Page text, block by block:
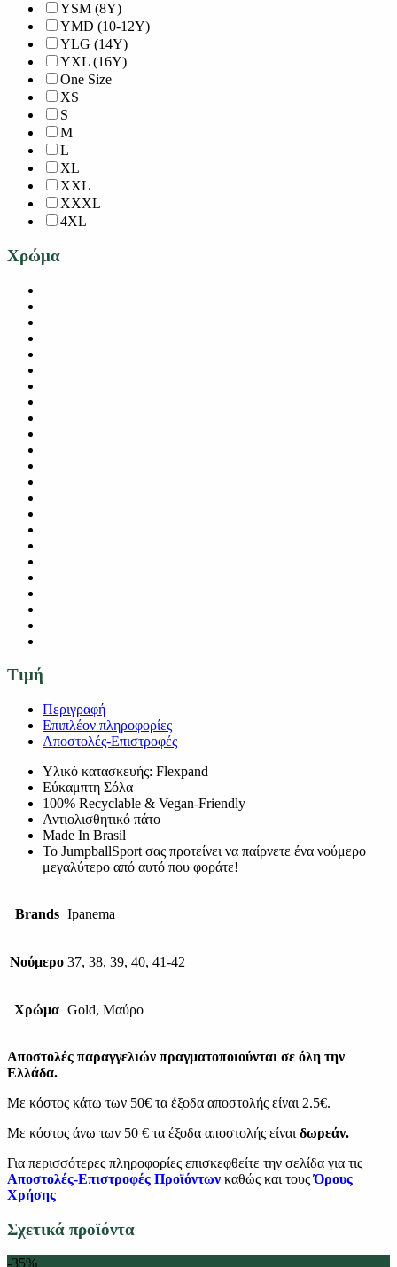
YSM (8Y)
YMD (10-12Y)
YLG (14Y)
YXL (16Y)
One Size
XS
S
M
L
XL
XXL
XXXL
4XL
Χρώμα
Τιμή
Περιγραφή
Επιπλέον πληροφορίες
Αποστολές-Επιστροφές
Υλικό κατασκευής: Flexpand
Εύκαμπτη Σόλα
100% Recyclable & Vegan-Friendly
Αντιολισθητικό πάτο
Made In Brasil
Το JumpballSport σας προτείνει να παίρνετε ένα νούμερο
μεγαλύτερο από αυτό που φοράτε!
Brands Ipanema
Νούμερο 37, 38, 39, 40, 41-42
Χρώμα Gold, Μαύρο
Αποστολές παραγγελιών πραγματοποιούνται σε όλη την
Ελλάδα.
Με κόστος κάτω των 50€ τα έξοδα αποστολής είναι 2.5€.
Με κόστος άνω των 50 € τα έξοδα αποστολής είναι δωρεάν.
Για περισσότερες πληροφορίες επισκεφθείτε την σελίδα για τις
Αποστολές-Επιστροφές Προϊόντων καθώς και τουςΌρους
Χρήσης
Σχετικά προϊόντα
-35%